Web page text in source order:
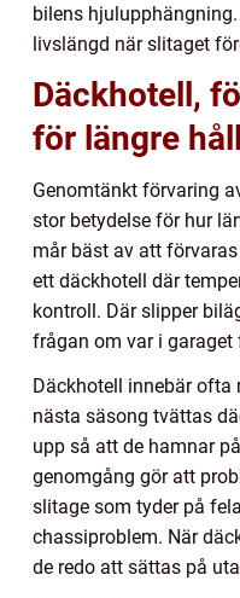
bilens
livslängd när slitaget
Däckhotell,
för längre
Genomtänkt förvaring
stor betydelse för hur
mår bäst av att
ett däckhotell där
kontroll. Där slipper
frågan om var i
Däckhotell innebär ofta
nästa säsong tvättas
upp så att de hamnar
genomgång gör att
slitage som tyder på
chassiproblem. När
de redo att sättas på